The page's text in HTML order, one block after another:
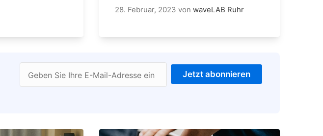
28. Februar, 2023 von waveLAB Ruhr
Geben Sie Ihre E-Mail-Adresse ein Jetzt abonnieren